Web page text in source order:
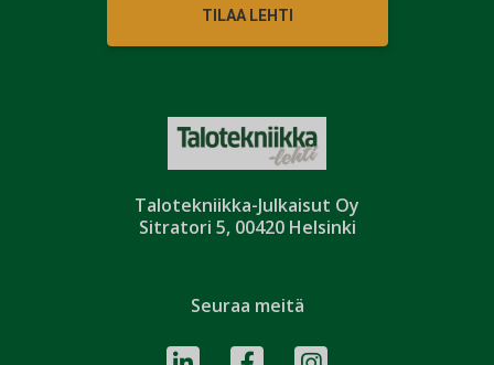
Talotekniikka-Julkaisut Oy
Sitratori 5, 00420 Helsinki
TILAA LEHTI
Seuraa meitä